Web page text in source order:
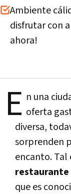
Ambiente
disfrutar con
ahora!
E n una
oferta
diversa,
sorprenden
encanto. Tal
restaurante
que es